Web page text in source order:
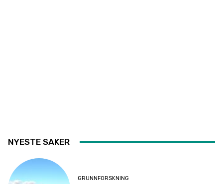
NYESTE SAKER
GRUNNFORSKNING